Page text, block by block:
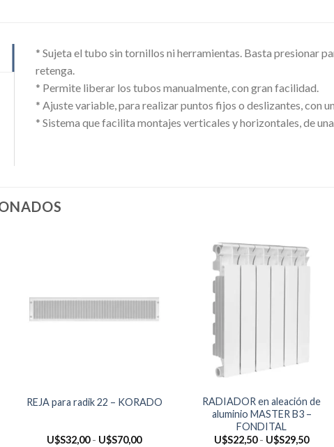
* Sujeta el tubo sin tornillos ni herramientas. Basta presionar
retenga.
* Permite liberar los tubos manualmente, con gran facilidad.
* Ajuste variable, para realizar puntos fijos o deslizantes, con
* Sistema que facilita montajes verticales y horizontales, de
REJA para radik 22 – KORADO
U$S32,00 - U$S70,00Rango
RADIADOR en aleación de
aluminio MASTER B3 –
FONDITAL
U$S22,50 - U$S29,50Rango